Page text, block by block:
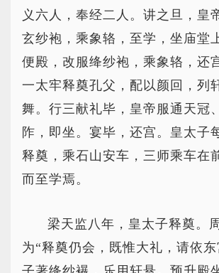
义六人，奉经二人。讲之旦，皇
玄纱袍，乘象辂，至学，坐庙堂
便殿，改服绛纱袍，乘象辂，还
一太牢释奠孔父，配以颜回，列
舞。行三献礼毕，皇帝服通天冠
阼，即坐。宴毕，还宫。皇太子
释奠，乘石山安车，三师乘车在
而至学焉。
梁天监八年，皇太子释奠。
为“释奠仍会，既惟大礼，请依